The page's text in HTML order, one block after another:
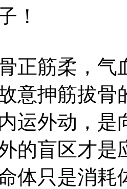
！
筋柔，气
意抻筋拔骨
运外动，
的盲区才是
体只是消耗